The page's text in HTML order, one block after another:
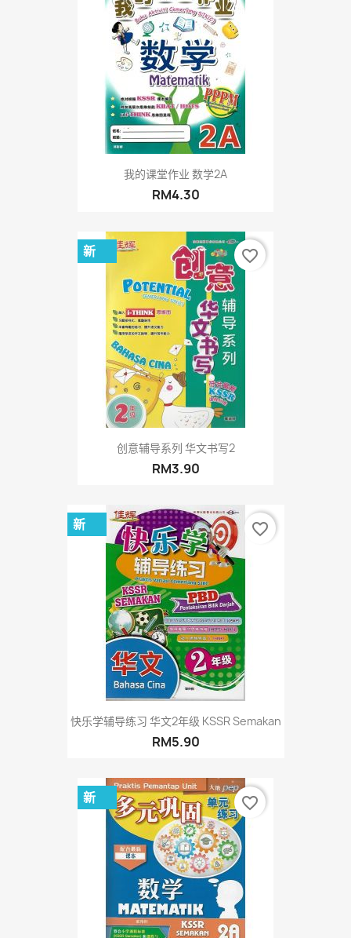
我的课堂作业 数学2A
RM4.30
创意辅导系列 华文书写2
RM3.90
新 favorite_border
快乐学辅导练习 华文2年级 KSSR Semakan
RM5.90
新 favorite_border
新 favorite_border